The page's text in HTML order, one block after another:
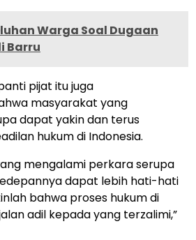
Warga Soal Dugaan
Barru
pijat itu juga
masyarakat yang
dapat yakin dan terus
hukum di Indonesia.
mengalami perkara serupa
dapat lebih hati-hati
bahwa proses hukum di
adil kepada yang terzalimi,”